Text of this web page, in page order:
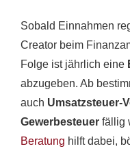
Sobald Einnahmen
Creator beim
Folge ist jährlich eine
abzugeben. Ab
auch Umsatzsteuer-
Gewerbesteuer fällig
Beratung hilft dabei,